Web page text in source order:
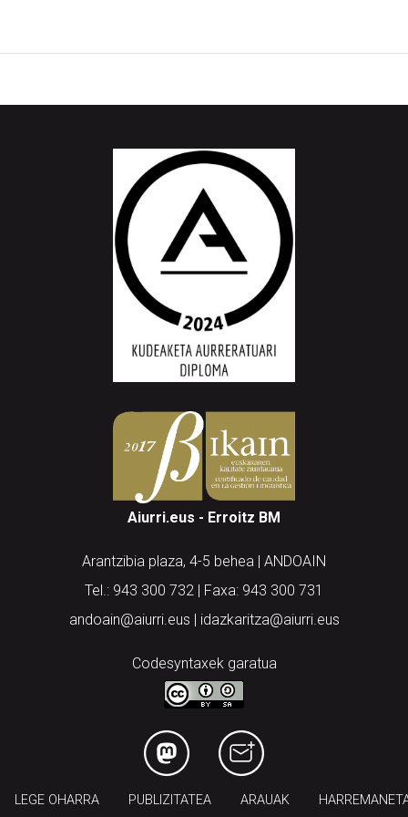
Aiurri.eus - Erroitz BM
Arantzibia plaza, 4-5 behea | ANDOAIN
Tel.: 943 300 732 | Faxa: 943 300 731
andoain@aiurri.eus | idazkaritza@aiurri.eus
Codesyntaxek garatua
LEGE OHARRA PUBLIZITATEA ARAUAK